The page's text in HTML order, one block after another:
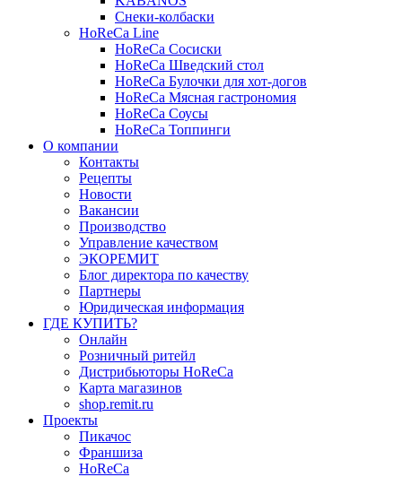
Снеки-колбаски
HoReCa Line
HoReCa Сосиски
HoReCa Шведский стол
HoReCa Булочки для хот-догов
HoReCa Мясная гастрономия
HoReCa Соусы
HoReCa Топпинги
О компании
Контакты
Рецепты
Новости
Вакансии
Производство
Управление качеством
ЭКОРЕМИТ
Блог директора по качеству
Партнеры
Юридическая информация
ГДЕ КУПИТЬ?
Онлайн
Розничный ритейл
Дистрибьюторы HoReCa
Карта магазинов
shop.remit.ru
Проекты
Пикачос
Франшиза
HoReCa